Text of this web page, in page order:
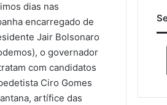
dias nas
encarregado de
Jair Bolsonaro
o governador
com candidatos
Ciro Gomes
artífice das